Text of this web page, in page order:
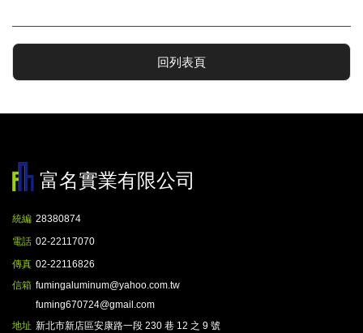
回列表頁
富名實業有限公司
統編 28380874
電話 02-22117070
傳真 02-22116826
信箱 fumingaluminum@yahoo.com.tw
fuming670724@gmail.com
地址 新北市新店區安康路一段 230 巷 12 之 9 號